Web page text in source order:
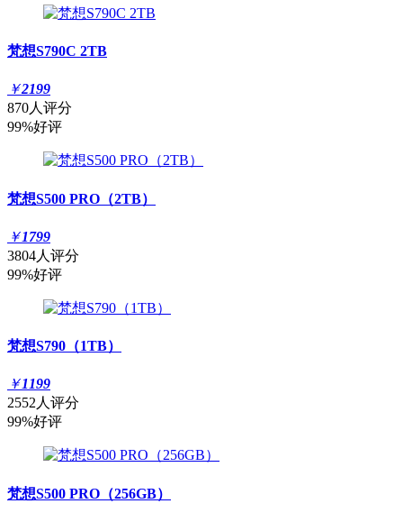
梵想S790C 2TB
￥2199
870人评分
99%好评
梵想S500 PRO（2TB）
￥1799
3804人评分
99%好评
梵想S790（1TB）
￥1199
2552人评分
99%好评
梵想S500 PRO（256GB）